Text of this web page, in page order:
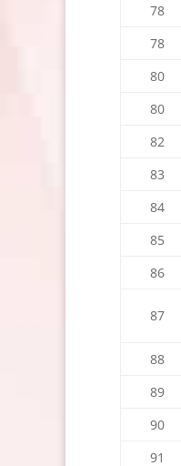
78
78
80
80
82
83
84
85
86
87
88
89
90
91